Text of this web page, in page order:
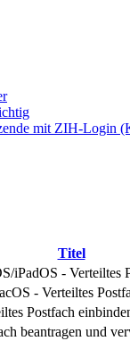
mit ZIH-Login
Titel
iPadOS - Verteiltes
- Verteiltes
Postfach
beantragen und